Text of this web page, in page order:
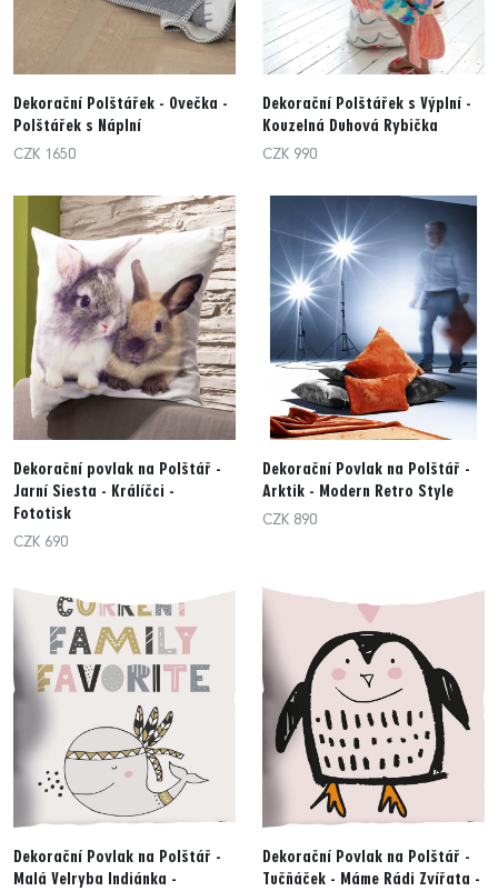
Dekorační Polštářek - Ovečka -
Polštářek s Náplní
CZK 1650
Dekorační Polštářek s Výplní -
Kouzelná Duhová Rybička
CZK 990
Dekorační povlak na Polštář -
Jarní Siesta - Králíčci -
Fototisk
CZK 690
Dekorační Povlak na Polštář -
Arktik - Modern Retro Style
CZK 890
Dekorační Povlak na Polštář -
Malá Velryba Indiánka -
Dekorační Povlak na Polštář -
Tučňáček - Máme Rádi Zvířata -